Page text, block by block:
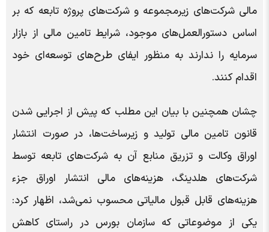
مالی شرکت‌های زیرمجموعه و شرکت‌های پروژه تابعه که بر
اساس دستورالعمل‌های موجود، شرایط تامین مالی از بازار
سرمایه را ندارند به منظور ایفای طرح‌های توسعه‌ای خود
اقدام کنند.
چشان همچنین با بیان این مطلب که پیش از اجرایی شدن
قانون تامین مالی تولید و زیرساخت‌ها، در صورت انتشار
اوراق وکالت و تزریق منابع آن به شرکت‌های تابعه توسط
شرکت‌های هلدینگ، هزینه‌های مالی انتشار اوراق جزء
هزینه‌های قابل قبول مالیاتی محسوب نمی‌شد، اظهار کرد:
یکی از موضوعاتی که سازمان بورس در راستای کاهش